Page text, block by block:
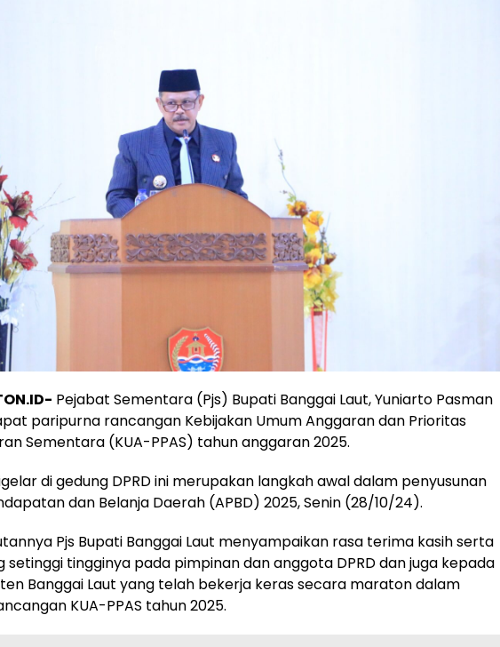
Pejabat Sementara (Pjs) Bupati Banggai Laut, Yuniarto Pasman
paripurna rancangan Kebijakan Umum Anggaran dan Prioritas
Sementara (KUA-PPAS) tahun anggaran 2025.
di gedung DPRD ini merupakan langkah awal dalam penyusunan
dan Belanja Daerah (APBD) 2025, Senin (28/10/24).
Pjs Bupati Banggai Laut menyampaikan rasa terima kasih serta
setinggi tingginya pada pimpinan dan anggota DPRD dan juga kepada
Banggai Laut yang telah bekerja keras secara maraton dalam
KUA-PPAS tahun 2025.